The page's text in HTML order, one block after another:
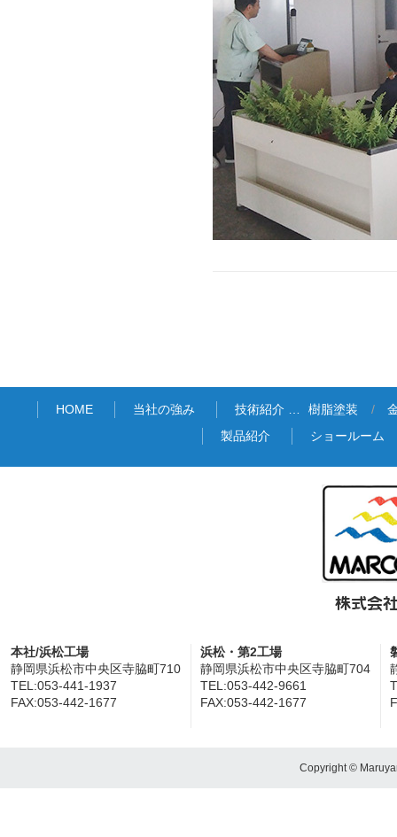
HOME 当社の強み 技術紹介 … 樹脂塗装
製品紹介 ショールーム
本社/浜松工場
静岡県浜松市中央区寺脇町710
TEL:053-441-1937
FAX:053-442-1677
浜松・第2工場
静岡県浜松市中央区寺脇町704
TEL:053-442-9661
FAX:053-442-1677
Copyright ©